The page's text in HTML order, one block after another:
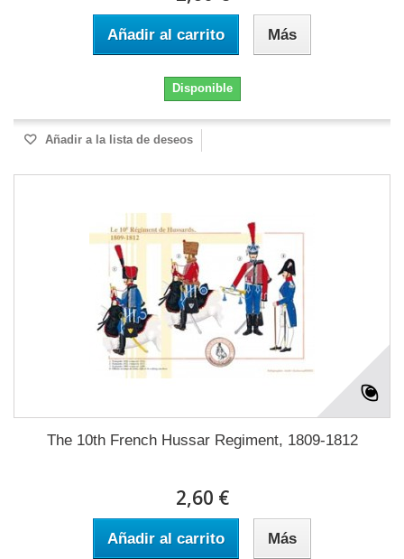
Añadir al carrito Más
Disponible
Añadir a la lista de deseos
The 10th French Hussar Regiment, 1809-1812
2,60 €
Añadir al carrito Más